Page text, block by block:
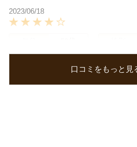
2023/06/18
飲みやすくてとても美味し
口コミをもっと見